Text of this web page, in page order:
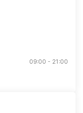
09:00 - 21:00